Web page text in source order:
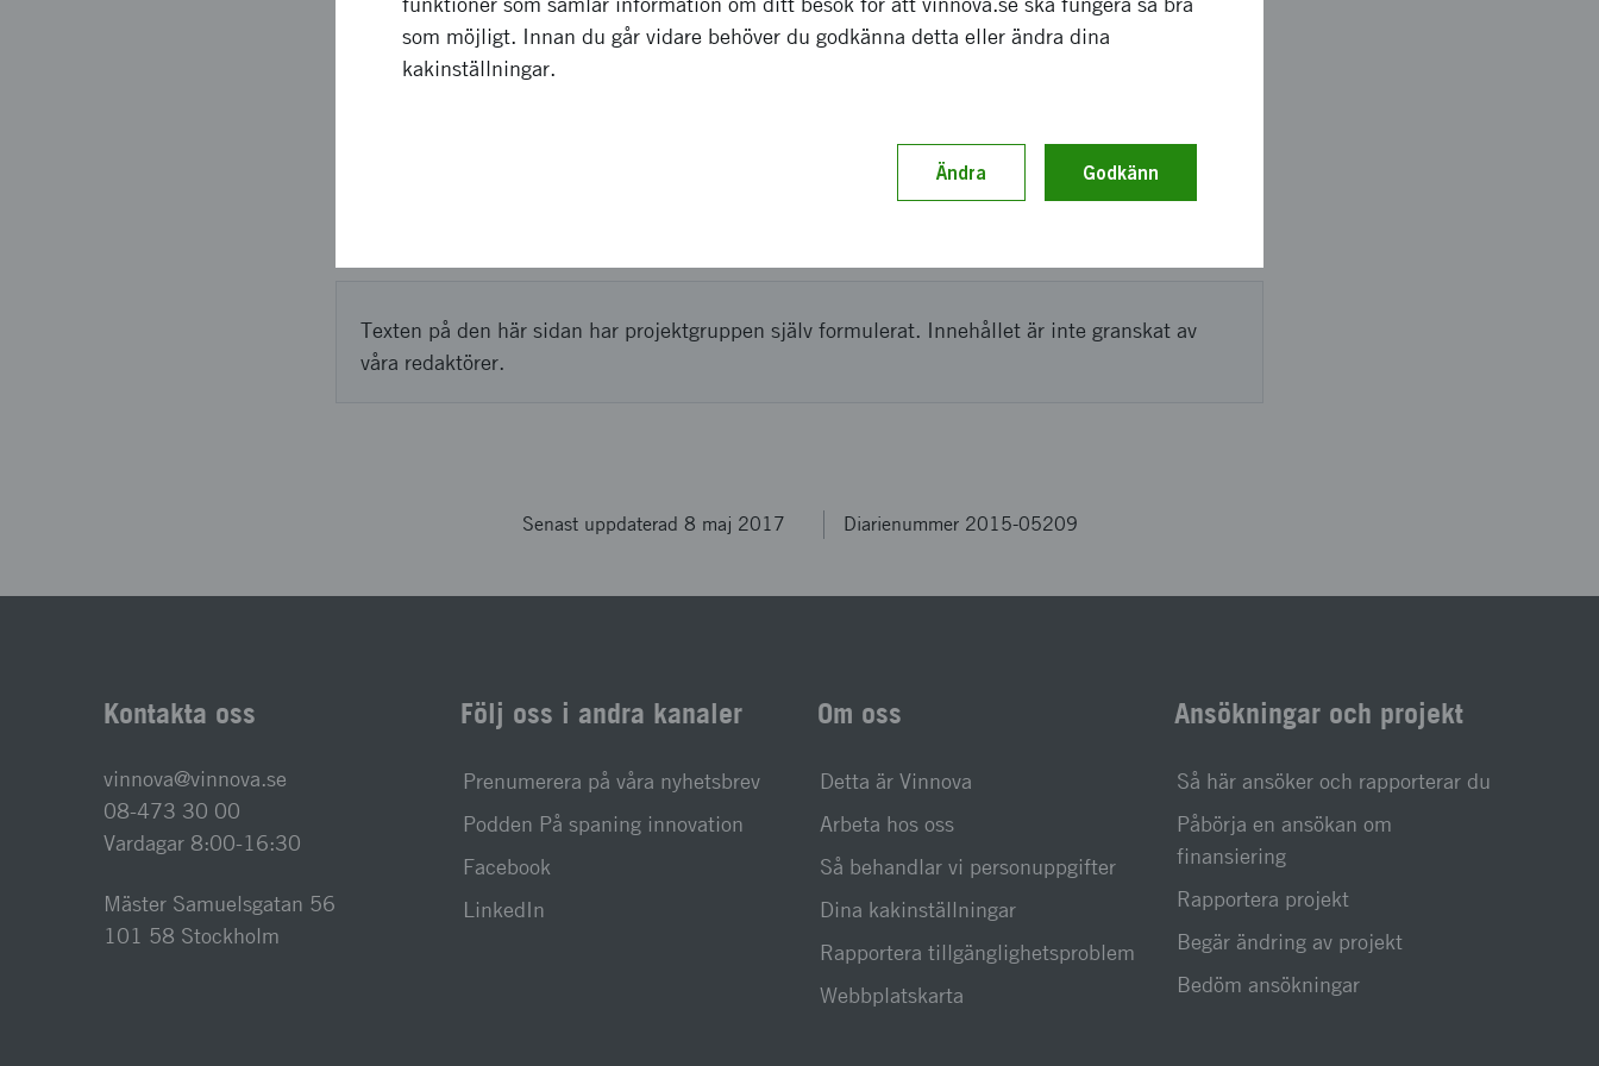
förutsedda resultat har visats.
Upplägg och genomförande
Det planerade upplägget och genomförandet fungerade väl. Inga större oförutsedda problem
uppstod och inte heller uppstod problem som befarats kunna ske, t ex att temperaturen vid
Texten på den här sidan har projektgruppen själv formulerat. Innehållet är inte granskat av
våra redaktörer.
Senast uppdaterad 8 maj 2017 Diarienummer 2015-05209
Kontakta oss
vinnova@vinnova.se
08-473 30 00
Vardagar 8:00-16:30
Mäster Samuelsgatan 56
101 58 Stockholm
Följ oss i andra kanaler
Prenumerera på våra nyhetsbrev
Podden På spaning innovation
Facebook
LinkedIn
Om oss
Detta är Vinnova
Arbeta hos oss
Så behandlar vi personuppgifter
Dina kakinställningar
Rapportera tillgänglighetsproblem
Webbplatskarta
Ansökningar och projekt
Så här ansöker och rapporterar du
Påbörja en ansökan om
finansiering
Rapportera projekt
Begär ändring av projekt
Bedöm ansökningar
som möjligt. Innan du går vidare behöver du godkänna detta eller ändra dina
kakinställningar.
Ändra Godkänn